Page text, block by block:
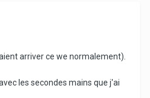
arriver ce we normalement).
les secondes mains que j'ai